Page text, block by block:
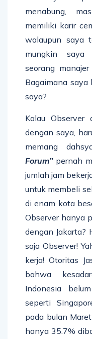
menabung,
memiliki karir
walaupun saya
mungkin saya
seorang manajer
Bagaimana saya
saya?
Kalau Observer
dengan saya,
memang
Forum”pernah
jumlah jam
untuk membeli
di enam kota
Observer hanya
dengan Jakarta?
saja Observer!
kerja! Otoritas
bahwa
Indonesia
seperti
pada bulan
hanya 35.7%